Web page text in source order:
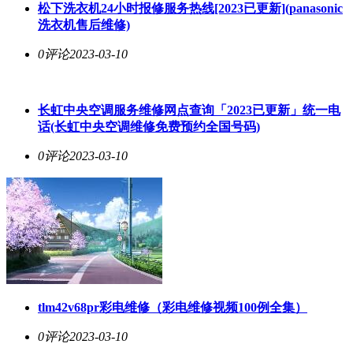
松下洗衣机24小时报修服务热线[2023已更新](panasonic
洗衣机售后维修)
0评论2023-03-10
长虹中央空调服务维修网点查询「2023已更新」统一电
话(长虹中央空调维修免费预约全国号码)
0评论2023-03-10
tlm42v68pr彩电维修（彩电维修视频100例全集）
0评论2023-03-10